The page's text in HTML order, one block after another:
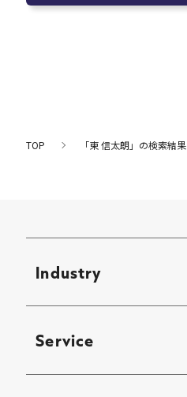
TOP 「東 信太朗」の検索結果
Industry
Service